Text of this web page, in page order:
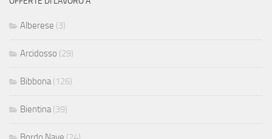
Alberese (3)
Arcidosso (29)
Bibbona (126)
Bientina (39)